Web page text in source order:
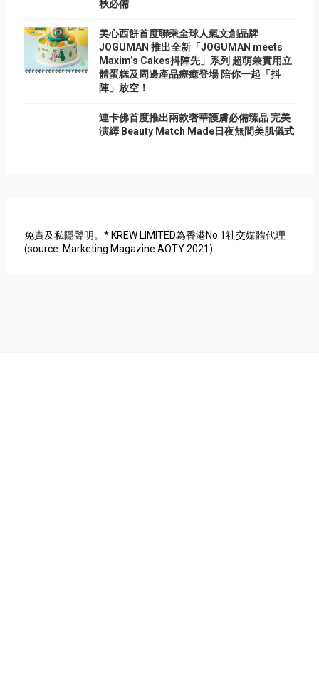
秋必備
美心西餅首度聯乘全球人氣文創品牌
JOGUMAN 推出全新「JOGUMAN meets
Maxim’s Cakes抖陣先」系列 超萌兼實用立
體蛋糕及周邊產品療癒登場 陪你一起「抖
陣」放空！
連卡佛首度推出兩款奢華護膚必備臻品 完美
演繹 Beauty Match Made日夜無間美肌儀式
免責及私隱聲明。* KREW LIMITED為香港No.1社交媒體代理
(source: Marketing Magazine AOTY 2021)